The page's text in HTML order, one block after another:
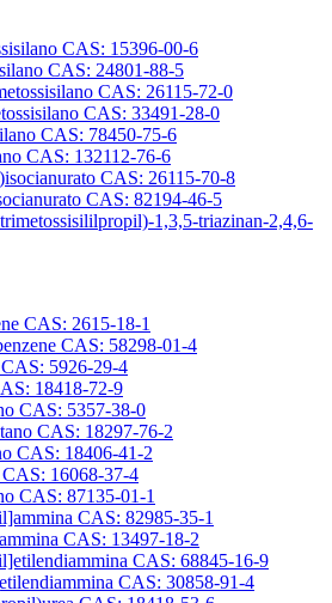
CAS: 15396-00-6
CAS: 24801-88-5
CAS: 26115-72-0
CAS: 33491-28-0
CAS: 78450-75-6
CAS: 132112-76-6
CAS: 26115-70-8
CAS: 82194-46-5
1,3,5-triazinan-2,4,6-
CAS: 2615-18-1
CAS: 58298-01-4
5926-29-4
18418-72-9
CAS: 5357-38-0
CAS: 18297-76-2
CAS: 18406-41-2
16068-37-4
CAS: 87135-01-1
CAS: 82985-35-1
CAS: 13497-18-2
CAS: 68845-16-9
CAS: 30858-91-4